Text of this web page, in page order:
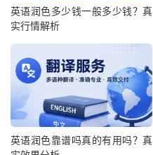
英语润色多少钱一般多少钱？真
实行情解析
英语润色靠谱吗真的有用吗？真